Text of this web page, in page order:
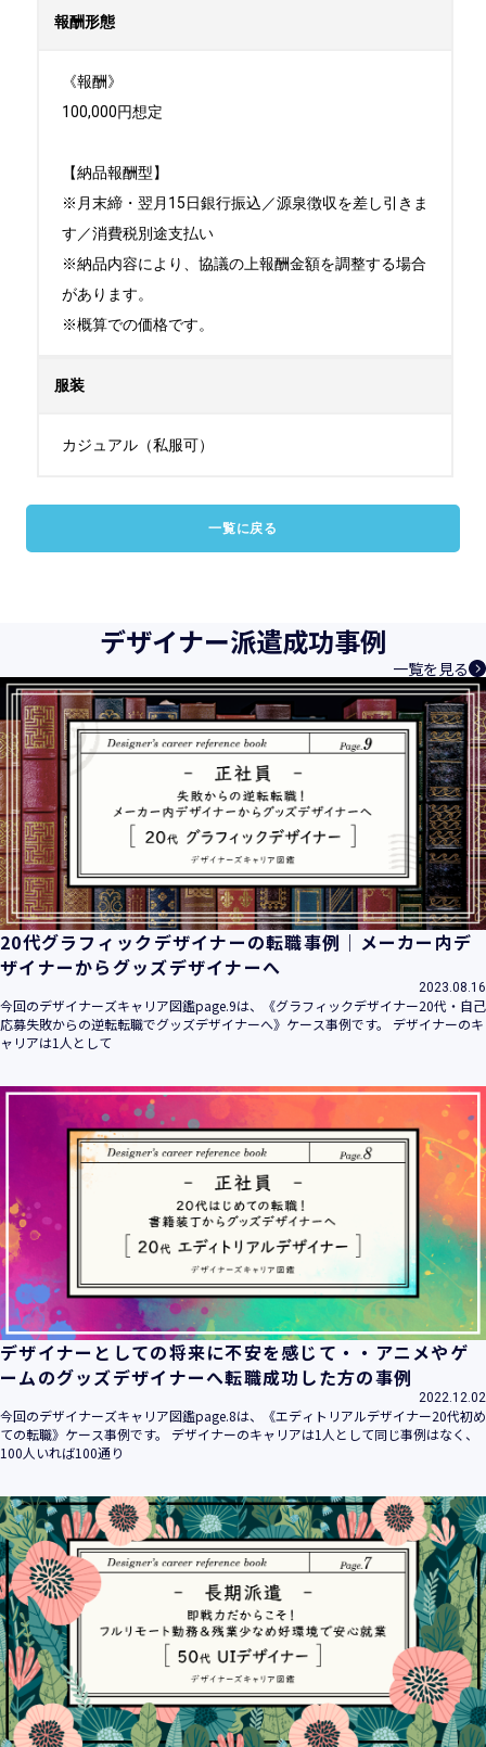
報酬形態
《報酬》
100,000円想定
【納品報酬型】
※月末締・翌月15日銀行振込／源泉徴収を差し引きま
す／消費税別途支払い
※納品内容により、協議の上報酬金額を調整する場合
があります。
※概算での価格です。
服装
カジュアル（私服可）
一覧に戻る
デザイナー派遣成功事例
一覧を見る
20代グラフィックデザイナーの転職事例｜メーカー内デ
ザイナーからグッズデザイナーへ
2023.08.16
今回のデザイナーズキャリア図鑑page.9は、《グラフィックデザイナー20代・自己
応募失敗からの逆転転職でグッズデザイナーへ》ケース事例です。 デザイナーのキ
ャリアは1人として
デザイナーとしての将来に不安を感じて・・アニメやゲ
ームのグッズデザイナーへ転職成功した方の事例
2022.12.02
今回のデザイナーズキャリア図鑑page.8は、《エディトリアルデザイナー20代初め
ての転職》ケース事例です。 デザイナーのキャリアは1人として同じ事例はなく、
100人いれば100通り